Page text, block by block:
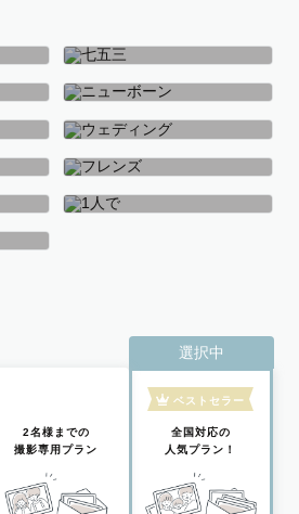
七五三
ニューボーン
ウェディング
フレンズ
2名様までの
撮影専用プラン
選択中
ベストセラー
全国対応の
人気プラン！